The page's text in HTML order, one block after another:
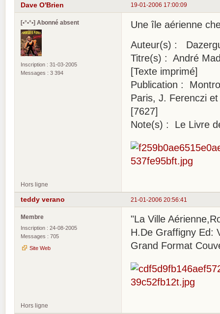
19-01-2006 17:00:09
Dave O'Brien
[•°•°•] Abonné absent
Inscription : 31-03-2005
Messages : 3 394
Une île aérienne
Auteur(s) :
Titre(s) : André
[Texte imprimé]
Publication :
Paris, J. Ferenczi
[7627]
Note(s) : Le Livre
Hors ligne
21-01-2006 20:56:41
teddy verano
Membre
Inscription : 24-08-2005
Messages : 705
Site Web
"La Ville
H.De Graffigny Ed:
Grand Format
Hors ligne